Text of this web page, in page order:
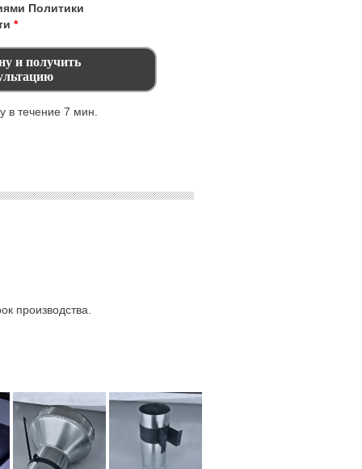
Политики
*
течение 7 мин.
производства.